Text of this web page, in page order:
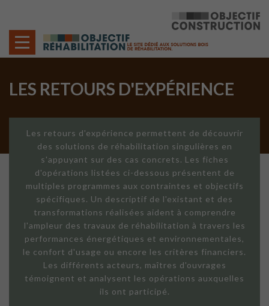
LES RETOURS D'EXPÉRIENCE
Les retours d'expérience permettent de découvrir
des solutions de réhabilitation singulières en
s'appuyant sur des cas concrets. Les fiches
d'opérations listées ci-dessous présentent de
multiples programmes aux contraintes et objectifs
spécifiques. Un descriptif de l'existant et des
transformations réalisées aident à comprendre
l'ampleur des travaux de réhabilitation à travers les
performances énergétiques et environnementales,
le confort d'usage ou encore les critères financiers.
Les différents acteurs, maîtres d'ouvrages
témoignent et analysent les opérations auxquelles
ils ont participé.